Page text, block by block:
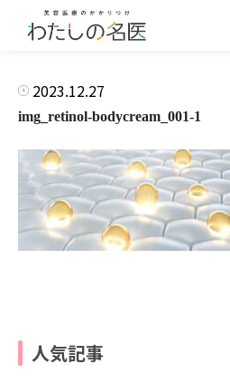
2023.12.27
img_retinol-bodycream_001-1
人気記事